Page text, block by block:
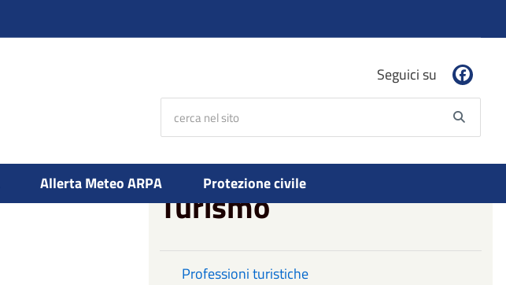
Seguici su
Allerta Meteo ARPA Protezione civile
Turismo
Professioni turistiche